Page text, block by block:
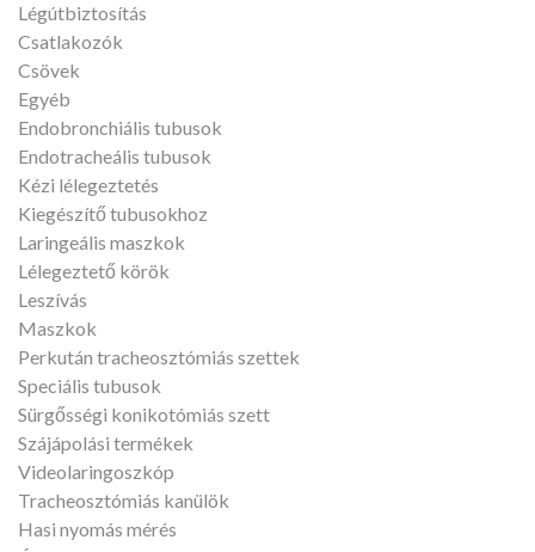
Légútbiztosítás
Csatlakozók
Csövek
Egyéb
Endobronchiális tubusok
Endotracheális tubusok
Kézi lélegeztetés
Kiegészítő tubusokhoz
Laringeális maszkok
Lélegeztető körök
Leszívás
Maszkok
Perkután tracheosztómiás szettek
Speciális tubusok
Sürgősségi konikotómiás szett
Szájápolási termékek
Videolaringoszkóp
Tracheosztómiás kanülök
Hasi nyomás mérés